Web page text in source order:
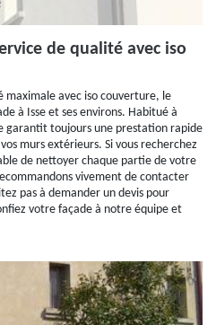
de qualité avec iso
avec iso couverture, le
à Isse et ses environs. Habitué à
garantit toujours une prestation rapide
murs extérieurs. Si vous recherchez
de nettoyer chaque partie de votre
vivement de contacter
pas à demander un devis pour
votre façade à notre équipe et